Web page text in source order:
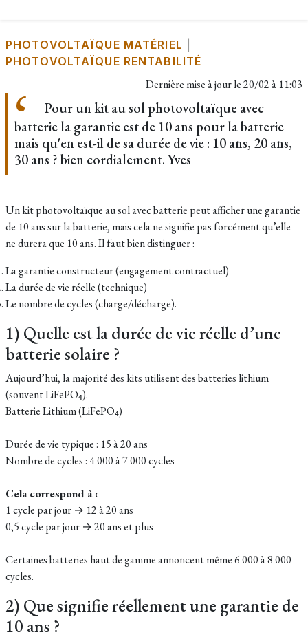
PHOTOVOLTAÏQUE MATÉRIEL
PHOTOVOLTAÏQUE RENTABILITÉ
Dernière mise à jour le20/02 à 11:03
Pour un kit au sol photovoltaïque avec
batterie la garantie est de 10 ans pour la batterie
mais qu'en est-il de sa durée de vie : 10 ans, 20 ans,
30 ans ? bien cordialement. Yves
Un kit photovoltaïque au sol avec batterie peut afficher une garantie
de 10 ans sur la batterie, mais cela ne signifie pas forcément qu’elle
ne durera que 10 ans. Il faut bien distinguer :
La garantie constructeur (engagement contractuel)
La durée de vie réelle (technique)
Le nombre de cycles (charge/décharge).
1) Quelle est la durée de vie réelle d’une
batterie solaire ?
Aujourd’hui, la majorité des kits utilisent des batteries lithium
(souvent LiFePO₄).
Batterie Lithium (LiFePO₄)
Durée de vie typique : 15 à 20 ans
Nombre de cycles : 4 000 à 7 000 cycles
Cela correspond à :
1 cycle par jour → 12 à 20 ans
0,5 cycle par jour → 20 ans et plus
Certaines batteries haut de gamme annoncent même 6 000 à 8 000
cycles.
2) Que signifie réellement une garantie de
10 ans ?